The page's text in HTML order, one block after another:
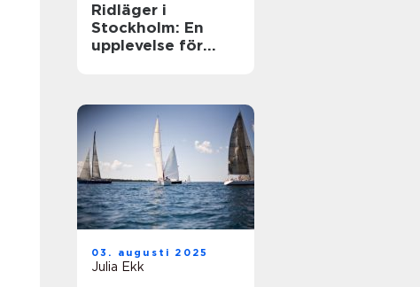
Ridläger i
Stockholm: En
upplevelse för
03. augusti 2025
Julia Ekk